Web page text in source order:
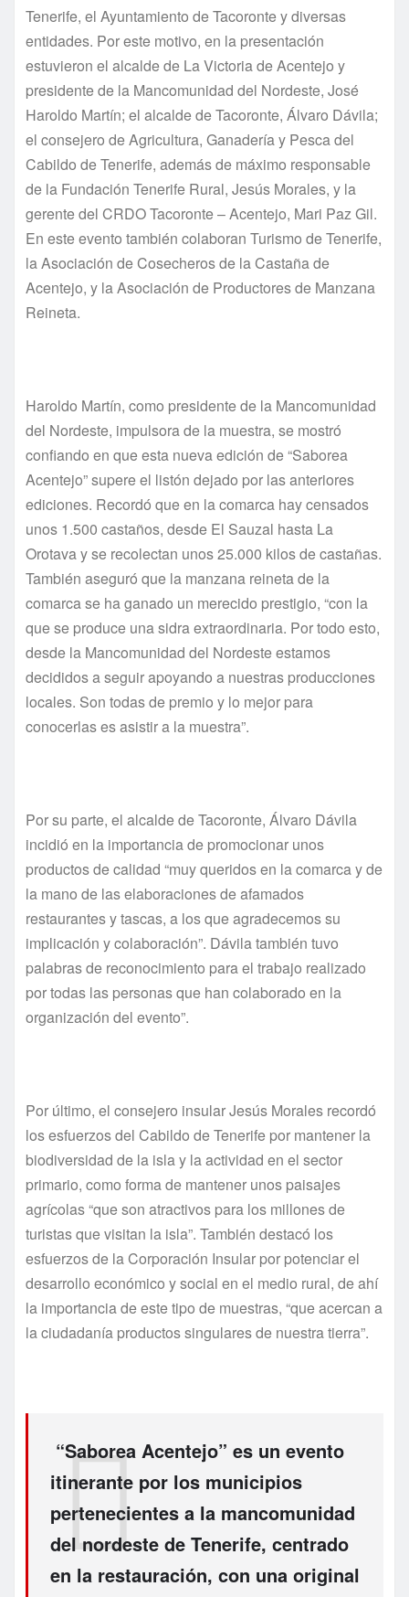
Tenerife, el Ayuntamiento de Tacoronte y diversas
entidades. Por este motivo, en la presentación
estuvieron el alcalde de La Victoria de Acentejo y
presidente de la Mancomunidad del Nordeste, José
Haroldo Martín; el alcalde de Tacoronte, Álvaro Dávila;
el consejero de Agricultura, Ganadería y Pesca del
Cabildo de Tenerife, además de máximo responsable
de la Fundación Tenerife Rural, Jesús Morales, y la
gerente del CRDO Tacoronte – Acentejo, Mari Paz Gil.
En este evento también colaboran Turismo de Tenerife,
la Asociación de Cosecheros de la Castaña de
Acentejo, y la Asociación de Productores de Manzana
Reineta.
Haroldo Martín, como presidente de la Mancomunidad
del Nordeste, impulsora de la muestra, se mostró
confiando en que esta nueva edición de “Saborea
Acentejo” supere el listón dejado por las anteriores
ediciones. Recordó que en la comarca hay censados
unos 1.500 castaños, desde El Sauzal hasta La
Orotava y se recolectan unos 25.000 kilos de castañas.
También aseguró que la manzana reineta de la
comarca se ha ganado un merecido prestigio, “con la
que se produce una sidra extraordinaria. Por todo esto,
desde la Mancomunidad del Nordeste estamos
decididos a seguir apoyando a nuestras producciones
locales. Son todas de premio y lo mejor para
conocerlas es asistir a la muestra”.
Por su parte, el alcalde de Tacoronte, Álvaro Dávila
incidió en la importancia de promocionar unos
productos de calidad “muy queridos en la comarca y de
la mano de las elaboraciones de afamados
restaurantes y tascas, a los que agradecemos su
implicación y colaboración”. Dávila también tuvo
palabras de reconocimiento para el trabajo realizado
por todas las personas que han colaborado en la
organización del evento”.
Por último, el consejero insular Jesús Morales recordó
los esfuerzos del Cabildo de Tenerife por mantener la
biodiversidad de la isla y la actividad en el sector
primario, como forma de mantener unos paisajes
agrícolas “que son atractivos para los millones de
turistas que visitan la isla”. También destacó los
esfuerzos de la Corporación Insular por potenciar el
desarrollo económico y social en el medio rural, de ahí
la importancia de este tipo de muestras, “que acercan a
la ciudadanía productos singulares de nuestra tierra”.
“Saborea Acentejo” es un evento
itinerante por los municipios
pertenecientes a la mancomunidad
del nordeste de Tenerife, centrado
en la restauración, con una original